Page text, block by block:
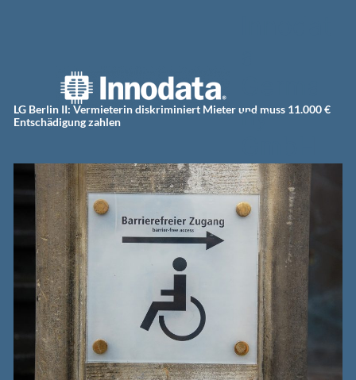
ny
LG Berlin II: Vermieterin diskriminiert Mieter und muss 11.000 €
Entschädigung zahlen